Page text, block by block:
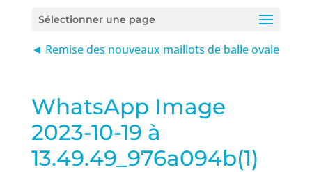
Sélectionner une page
◄ Remise des nouveaux maillots de balle ovale
WhatsApp Image
2023-10-19 à
13.49.49_976a094b(1)